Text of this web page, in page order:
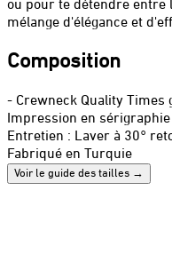
ou pour te détendre entre
mélange d'élégance et
Composition
- Crewneck Quality Times
Impression en
Entretien : Laver à 30°
Fabriqué en Turquie
Voir le guide des tailles →